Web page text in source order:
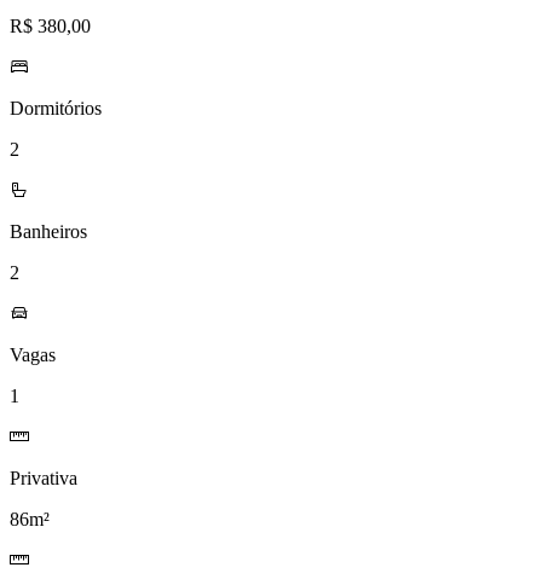
R$ 380,00
Dormitórios
2
Banheiros
2
Vagas
1
Privativa
86m²